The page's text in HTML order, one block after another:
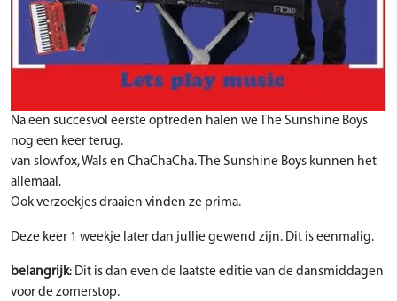
Na een succesvol eerste optreden halen we The Sunshine Boys
nog een keer terug.
van slowfox, Wals en ChaChaCha. The Sunshine Boys kunnen het
allemaal.
Ook verzoekjes draaien vinden ze prima.
Deze keer 1 weekje later dan jullie gewend zijn. Dit is eenmalig.
belangrijk: Dit is dan even de laatste editie van de dansmiddagen
voor de zomerstop.